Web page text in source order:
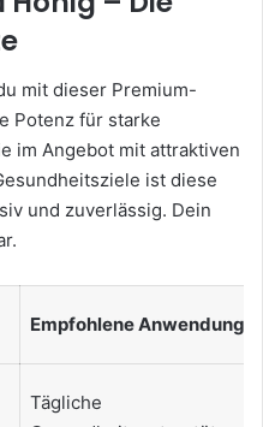
mit dieser Premium-
Potenz für starke
im Angebot mit attraktiven
ist diese
und zuverlässig. Dein
Empfohlene Anwendung
Tägliche